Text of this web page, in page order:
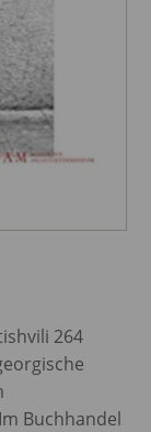
264
Buchhandel